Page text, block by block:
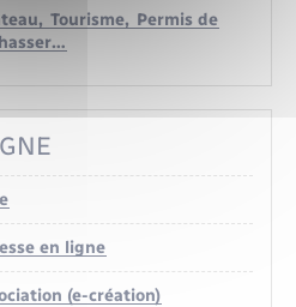
Tourisme, Permis de
en ligne
(e-création)